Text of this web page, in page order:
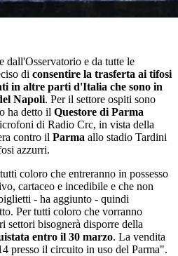
dall'Osservatorio e da tutte le
di consentire la trasferta ai tifosi
in altre parti d'Italia che sono in
Napoli. Per il settore ospiti sono
ha detto il Questore di Parma
di Radio Crc, in vista della
contro il Parma allo stadio Tardini
azzurri.
coloro che entreranno in possesso
cartaceo e incedibile e che non
- ha aggiunto - quindi
Per tutti coloro che vorranno
settori bisognerà disporre della
entro il 30 marzo. La vendita
presso il circuito in uso del Parma".